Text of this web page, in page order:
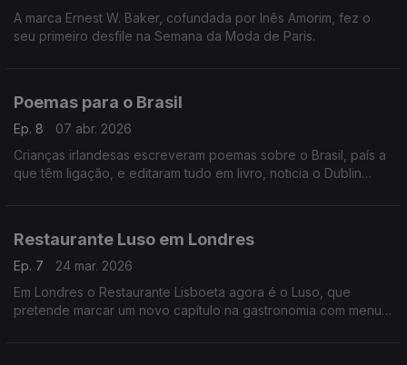
A marca Ernest W. Baker, cofundada por Inês Amorim, fez o
seu primeiro desfile na Semana da Moda de Paris.
Poemas para o Brasil
Ep. 8
07 abr. 2026
Crianças irlandesas escreveram poemas sobre o Brasil, país a
que têm ligação, e editaram tudo em livro, noticia o Dublin
Restaurante Luso em Londres
Ep. 7
24 mar. 2026
Em Londres o Restaurante Lisboeta agora é o Luso, que
pretende marcar um novo capítulo na gastronomia com menu